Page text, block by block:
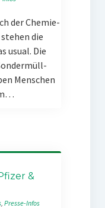
der Chemie-
die
usual. Die
Menschen
&
, Presse-Infos